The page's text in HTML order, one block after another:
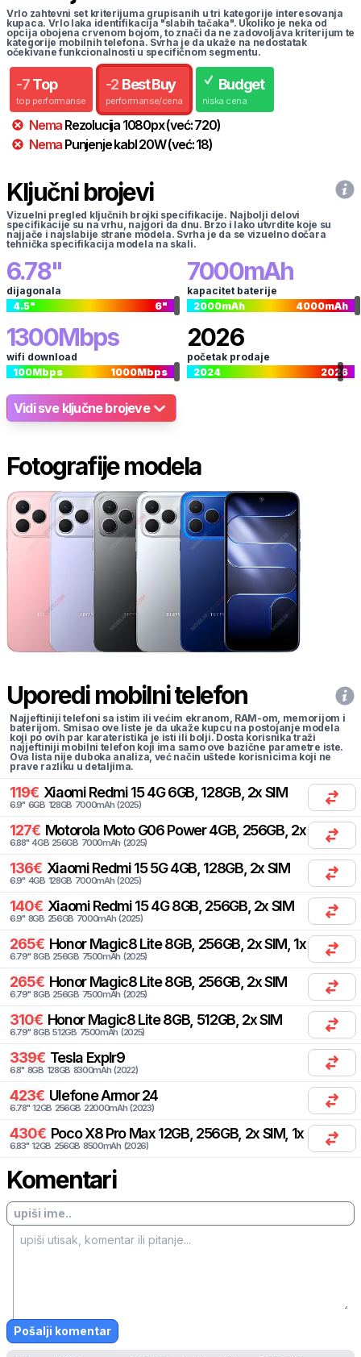
Vrlo zahtevni set kriterijuma grupisanih u tri kategorije interesovanja
kupaca. Vrlo laka identifikacija "slabih tačaka". Ukoliko je neka od
opcija obojena crvenom bojom, to znači da ne zadovoljava kriterijum te
kategorije mobilnih telefona. Svrha je da ukaže na nedostatak
očekivane funkcionalnosti u specifičnom segmentu.
-7 Top
top performanse
-2 Best Buy
performanse/cena
Budget
niska cena
Nema Rezolucija 1080px(već:720)
Nema Punjenje kabl20W(već:18)
Ključni brojevi
Vizuelni pregled ključnih brojki specifikacije. Najbolji delovi
specifikacije su na vrhu, najgori da dnu. Brzo i lako utvrdite koje su
najjače i najslabije strane modela. Svrha je da se vizuelno dočara
tehnička specifikacija modela na skali.
6.78"
dijagonala
4.5" 6"
7000mAh
kapacitet baterije
2000mAh 4000mAh
1300Mbps
wifi download
100Mbps 1000Mbps
2026
početak prodaje
2024
2026
Vidi sve ključne brojeve
Fotografije modela
Uporedi mobilni telefon
Najjeftiniji telefoni sa istim ili većim ekranom, RAM-om, memorijom i
baterijom. Smisao ove liste je da ukaže kupcu na postojanje modela
koji po ovih par karateristika je isti ili bolji. Dosta korisnika traži
najjeftiniji mobilni telefon koji ima samo ove bazične parametre iste.
Ova lista nije duboka analiza, već način uštede korisnicima koji ne
prave razliku u detaljima.
119€ Xiaomi Redmi 15 4G 6GB, 128GB, 2x SIM
6.9" 6GB 128GB 7000mAh (2025)
127€ Motorola Moto G06 Power 4GB, 256GB, 2x SIM
6.88" 4GB 256GB 7000mAh (2025)
136€ Xiaomi Redmi 15 5G 4GB, 128GB, 2x SIM
6.9" 4GB 128GB 7000mAh (2025)
140€ Xiaomi Redmi 15 4G 8GB, 256GB, 2x SIM
6.9" 8GB 256GB 7000mAh (2025)
265€ Honor Magic8 Lite 8GB, 256GB, 2x SIM, 1x eSIM
6.79" 8GB 256GB 7500mAh (2025)
265€ Honor Magic8 Lite 8GB, 256GB, 2x SIM
6.79" 8GB 256GB 7500mAh (2025)
310€ Honor Magic8 Lite 8GB, 512GB, 2x SIM
6.79" 8GB 512GB 7500mAh (2025)
339€ Tesla Explr9
6.8" 8GB 128GB 8300mAh (2022)
423€ UlefoneArmor 24
6.78" 12GB 256GB 22000mAh (2023)
430€ Poco X8 Pro Max 12GB, 256GB, 2x SIM, 1x eSIM
6.83" 12GB 256GB 8500mAh (2026)
Komentari
Pošalji komentar